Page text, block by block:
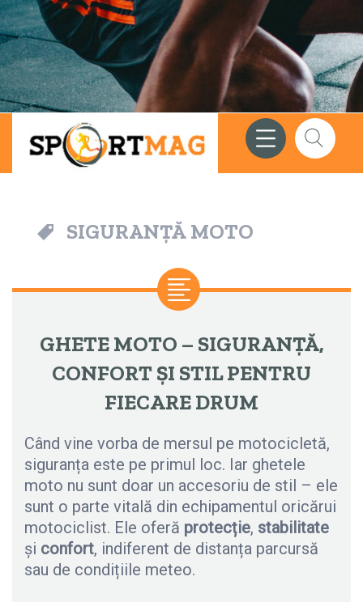
Meniu
Căutare
SIGURANȚĂ MOTO
GHETE MOTO – SIGURANȚĂ,
CONFORT ȘI STIL PENTRU
FIECARE DRUM
Când vine vorba de mersul pe motocicletă,
siguranța este pe primul loc. Iar ghetele
moto nu sunt doar un accesoriu de stil – ele
sunt o parte vitală din echipamentul oricărui
motociclist. Ele oferă protecție, stabilitate
și confort, indiferent de distanța parcursă
sau de condițiile meteo.